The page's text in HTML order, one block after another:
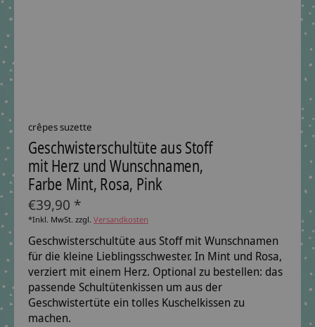
crêpes suzette
Geschwisterschultüte aus Stoff
mit Herz und Wunschnamen,
Farbe Mint, Rosa, Pink
€39,90 *
*Inkl. MwSt. zzgl. Versandkosten
Geschwisterschultüte aus Stoff mit Wunschnamen
für die kleine Lieblingsschwester. In Mint und Rosa,
verziert mit einem Herz. Optional zu bestellen: das
passende Schultütenkissen um aus der
Geschwistertüte ein tolles Kuschelkissen zu
machen.